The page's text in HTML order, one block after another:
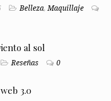
Belleza,Maquillaje
al sol
Reseñas 0
3.0